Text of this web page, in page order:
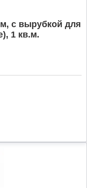
с вырубкой для
1 кв.м.